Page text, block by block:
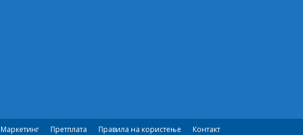
Маркетинг Претплата Правила на користење Контакт